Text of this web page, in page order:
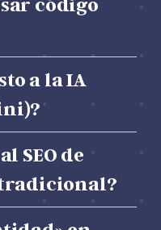
a la IA
SEO de
en